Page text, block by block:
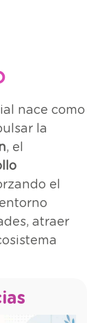
nace como
la
, el
el
atraer